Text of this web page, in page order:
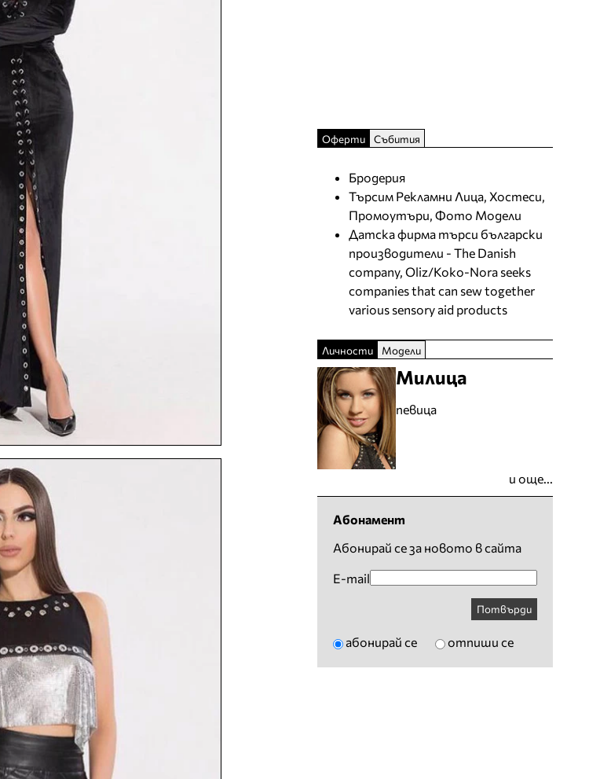
Оферти Събития
Бродерия
Търсим Рекламни Лица, Хостеси,
Промоутъри, Фото Модели
Датска фирма търси български
производители - The Danish
company, Oliz/Koko-Nora seeks
companies that can sew together
various sensory aid products
Личности Модели
Милица
певица
и още...
Абонамент
Абонирай се за новото в сайта
E-mail
Потвърди
абонирай се отпиши се